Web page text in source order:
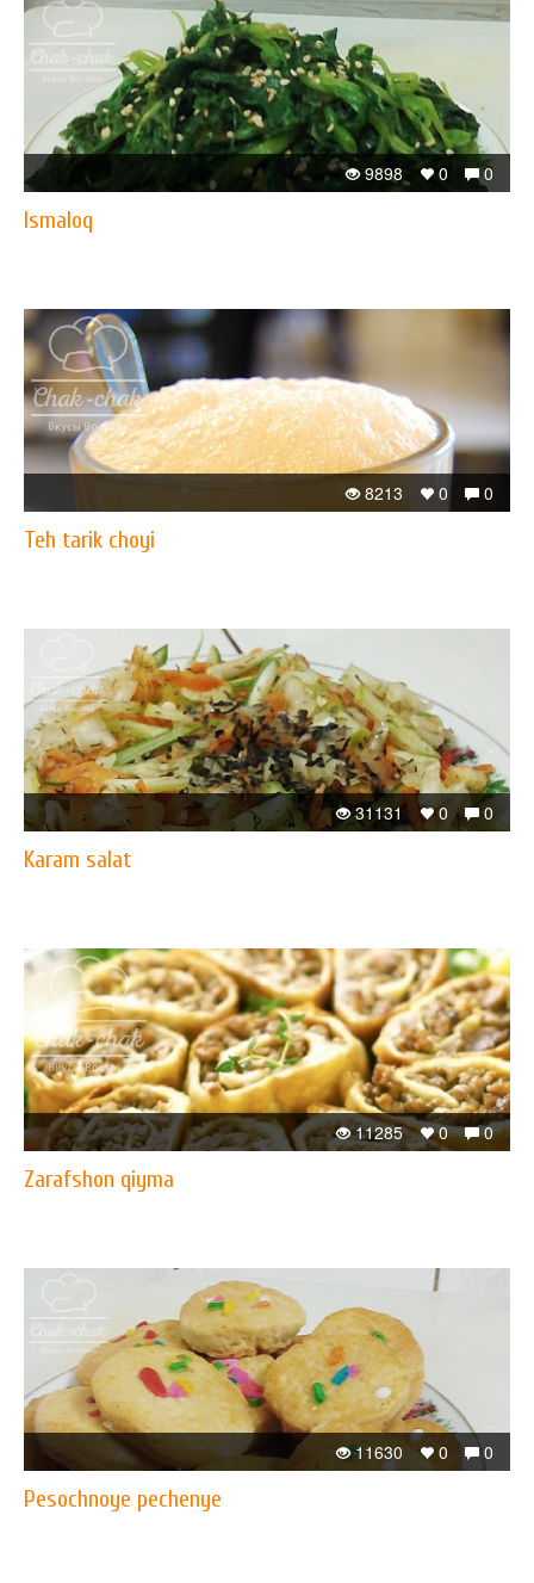
0
0
9898
Ismaloq
0
0
8213
Teh tarik choyi
0
0
31131
Karam salat
0
0
11285
Zarafshon qiyma
0
0
11630
Pesochnoye pechenye